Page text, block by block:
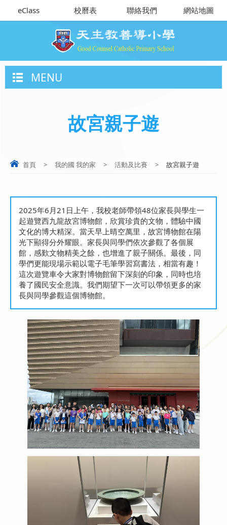
eClass 校曆表 聯絡我們 網站地圖
MENU
故宮親子遊
首頁 > 我的國 我的家 > 活動及比賽 > 故宮親子遊
2025年6月21日上午，我校老師帶領48位家長與學生一
起遊覽西九龍故宮博物館，欣賞珍貴的文物，體驗中國
文化的博大精深。當天早上晴空萬里，故宮博物館在陽
光下顯得分外耀眼。家長與同學們依次參觀了各個展
館，感歎文物精美之餘，也增進了親子關係。最後，同
學們更能現場示範以電子毛筆學習寫書法，相當有趣！
這次遊覽車令大家對博物館留下深刻的印象，同時也培
養了國民安全意識。我們期望下一次可以帶領更多的家
長與同學參觀這個博物館。